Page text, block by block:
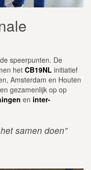
speerpunten. De
het CB19NL initiatief
Amsterdam en Houten
gezamenlijk op op
en inter-
samen doen”